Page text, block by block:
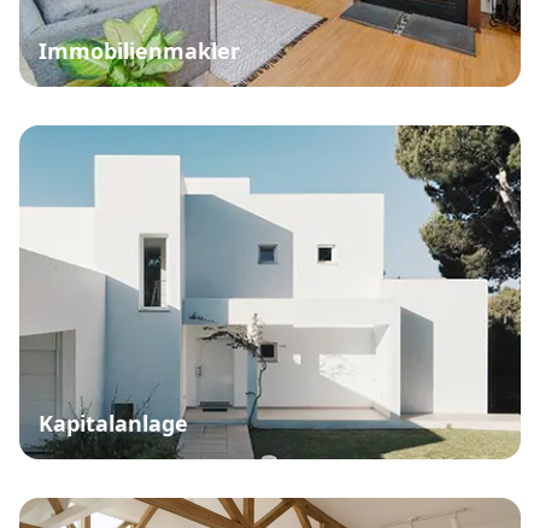
Immobilienmakler
Kapitalanlage